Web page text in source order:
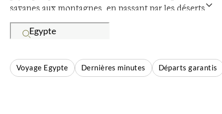
savanes aux montagnes, en passant par les déserts
et les côtes, la région offre une diversité unique.
Que vous pratiquiez les safaris, l'observation de la
destination vous promet des aventures
inoubliables. La faune exceptionnelle, les traditions
Voyage Egypte Dernières minutes Départs garantis